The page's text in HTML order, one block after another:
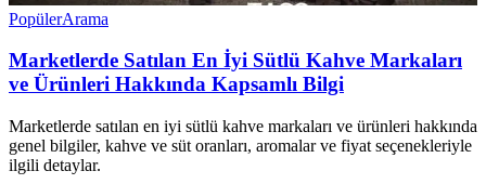
PopülerArama
Marketlerde Satılan En İyi Sütlü Kahve Markaları
ve Ürünleri Hakkında Kapsamlı Bilgi
Marketlerde satılan en iyi sütlü kahve markaları ve ürünleri hakkında
genel bilgiler, kahve ve süt oranları, aromalar ve fiyat seçenekleriyle
ilgili detaylar.